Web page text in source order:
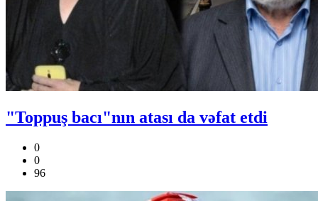
"Toppuş bacı"nın atası da vəfat etdi
0
0
96